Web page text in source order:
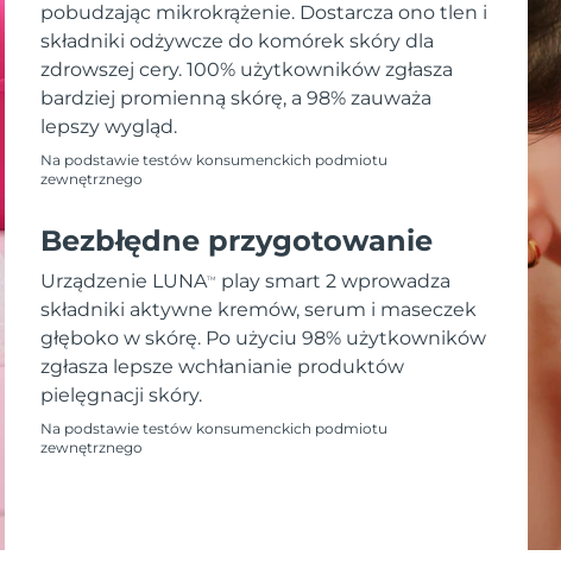
pobudzając mikrokrążenie. Dostarcza ono tlen i
składniki odżywcze do komórek skóry dla
zdrowszej cery. 100% użytkowników zgłasza
bardziej promienną skórę, a 98% zauważa
lepszy wygląd.
Na podstawie testów konsumenckich podmiotu
zewnętrznego
Bezbłędne przygotowanie
Urządzenie LUNATM
play smart 2 wprowadza
składniki aktywne kremów, serum i maseczek
głęboko w skórę. Po użyciu 98% użytkowników
zgłasza lepsze wchłanianie produktów
pielęgnacji skóry.
Na podstawie testów konsumenckich podmiotu
zewnętrznego